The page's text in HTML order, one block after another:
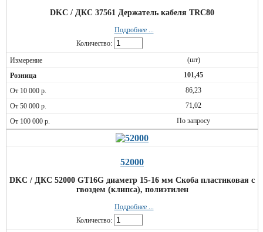
DKC / ДКС 37561 Держатель кабеля TRС80
Подробнее ...
Количество:
(шт)
101,45
86,23
71,02
По запросу
52000
DKC / ДКС 52000 GT16G диаметр 15-16 мм Скоба пластиковая с
гвоздем (клипса), полиэтилен
Подробнее ...
Количество: